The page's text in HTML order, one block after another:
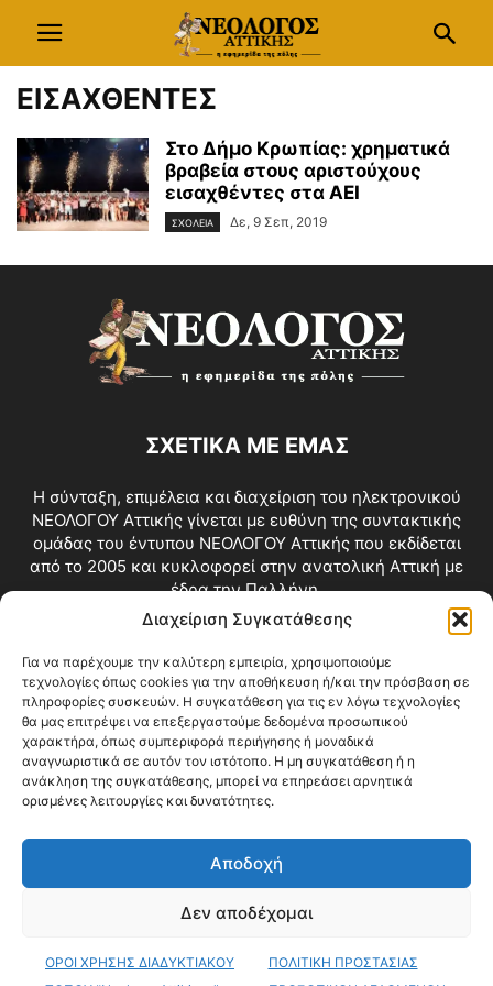
Διαχείριση Συγκατάθεσης
Για να παρέχουμε την καλύτερη εμπειρία, χρησιμοποιούμε
τεχνολογίες όπως cookies για την αποθήκευση ή/και την πρόσβαση σε
πληροφορίες συσκευών. Η συγκατάθεση για τις εν λόγω τεχνολογίες
θα μας επιτρέψει να επεξεργαστούμε δεδομένα προσωπικού
χαρακτήρα, όπως συμπεριφορά περιήγησης ή μοναδικά
αναγνωριστικά σε αυτόν τον ιστότοπο. Η μη συγκατάθεση ή η
ανάκληση της συγκατάθεσης, μπορεί να επηρεάσει αρνητικά
ορισμένες λειτουργίες και δυνατότητες.
Αποδοχή
Δεν αποδέχομαι
ΟΡΟΙ ΧΡΗΣΗΣ ΔΙΑΔΥΚΤΙΑΚΟΥ
ΠΟΛΙΤΙΚΗ ΠΡΟΣΤΑΣΙΑΣ
ΕΙΣΑΧΘΕΝΤΕΣ
Στο Δήμο Κρωπίας: χρηματικά
βραβεία στους αριστούχους
εισαχθέντες στα ΑΕΙ
ΣΧΟΛΕΙΑ Δε, 9 Σεπ, 2019
ΣΧΕΤΙΚΑ ΜΕ ΕΜΑΣ
Η σύνταξη, επιμέλεια και διαχείριση του ηλεκτρονικού
ΝΕΟΛΟΓΟΥ Αττικής γίνεται με ευθύνη της συντακτικής
ομάδας του έντυπου ΝΕΟΛΟΓΟΥ Αττικής που εκδίδεται
από το 2005 και κυκλοφορεί στην ανατολική Αττική με
έδρα την Παλλήνη.
Επικοινωνία:info@neologosattikis.gr
ΑΚΟΛΟΥΘΗΣΕ ΜΑΣ
Videos Όροι Χρήσης
© Copyright 2026 ΝΕΟΛΟΓΟΣ ΑΤΤΙΚΗΣ • All Rights Reserved •